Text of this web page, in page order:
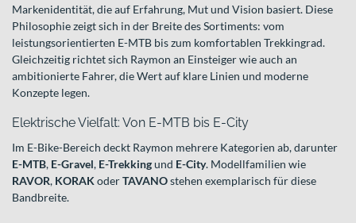
Markenidentität, die auf Erfahrung, Mut und Vision basiert. Diese
Philosophie zeigt sich in der Breite des Sortiments: vom
leistungsorientierten E-MTB bis zum komfortablen Trekkingrad.
Gleichzeitig richtet sich Raymon an Einsteiger wie auch an
ambitionierte Fahrer, die Wert auf klare Linien und moderne
Konzepte legen.
Elektrische Vielfalt: Von E-MTB bis E-City
Im E-Bike-Bereich deckt Raymon mehrere Kategorien ab, darunter
E-MTB, E-Gravel, E-Trekkingund E-City. Modellfamilien wie
RAVOR, KORAK oderTAVANOstehen exemplarisch für diese
Bandbreite.